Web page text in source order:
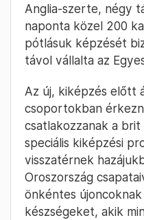
Anglia-szerte, négy
naponta közel 200
pótlásuk képzését
távol vállalta az
Az új, kiképzés előtt
csoportokban
csatlakozzanak a
speciális kiképzési
visszatérnek
Oroszország
önkéntes
készségeket, akik